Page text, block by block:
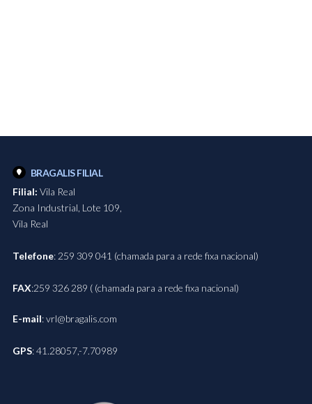
BRAGALISFILIAL
Filial: Vila Real
Zona Industrial, Lote 109,
Vila Real
Telefone: 259 309 041 (chamada para a rede fixa nacional)
FAX:259 326 289 ( (chamada para a rede fixa nacional)
E-mail: vrl@bragalis.com
GPS: 41.28057,-7.70989